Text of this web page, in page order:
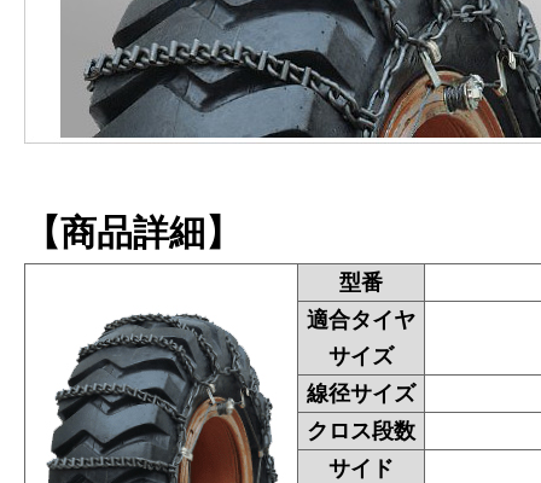
【商品詳細】
型番
適合タイヤ
サイズ
線径サイズ
クロス段数
サイド